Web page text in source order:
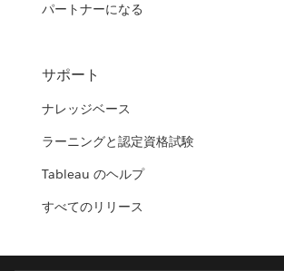
パートナーになる
サポート
ナレッジベース
ラーニングと認定資格試験
Tableau のヘルプ
すべてのリリース